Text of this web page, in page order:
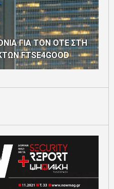
ΓΙΑ ΤΟΝ ΟΤΕ ΣΤΗ
FTSE4GOOD